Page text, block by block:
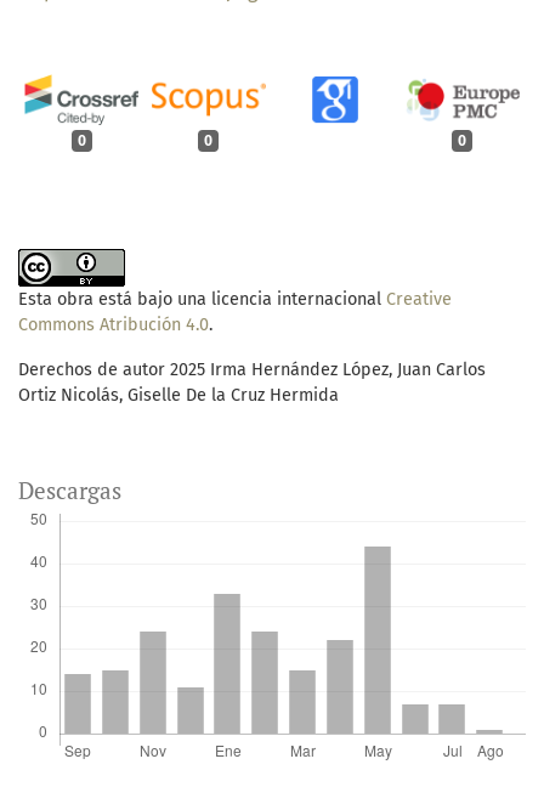
0 0 0
Esta obra está bajo una licencia internacional Creative
Commons Atribución 4.0.
Derechos de autor 2025 Irma Hernández López, Juan Carlos
Ortiz Nicolás, Giselle De la Cruz Hermida
Descargas